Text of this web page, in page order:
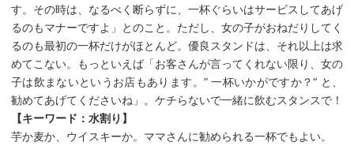
す。その時は、なるべく断らずに、一杯ぐらいはサービスしてあげ
るのもマナーですよ」とのこと。ただし、女の子がおねだりしてく
るのも最初の一杯だけがほとんど。優良スタンドは、それ以上は求
めてこない。もっといえば「お客さんが言ってくれない限り、女の
子は飲まないというお店もあります。” 一杯いかがですか？“ と、
勧めてあげてくださいね」。ケチらないで一緒に飲むスタンスで！
【キーワード：水割り】
芋か麦か、ウイスキーか。ママさんに勧められる一杯でもよい。